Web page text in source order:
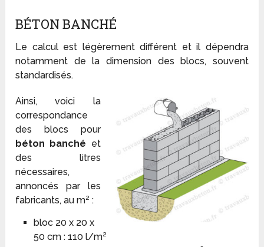
BÉTON BANCHÉ
Le calcul est légèrement différent et il dépendra
notamment de la dimension des blocs, souvent
standardisés.
Ainsi, voici la
correspondance
des blocs pour
béton banché et
des litres
nécessaires,
annoncés par les
fabricants, au m² :
bloc 20 x 20 x
50 cm : 110 l/m²